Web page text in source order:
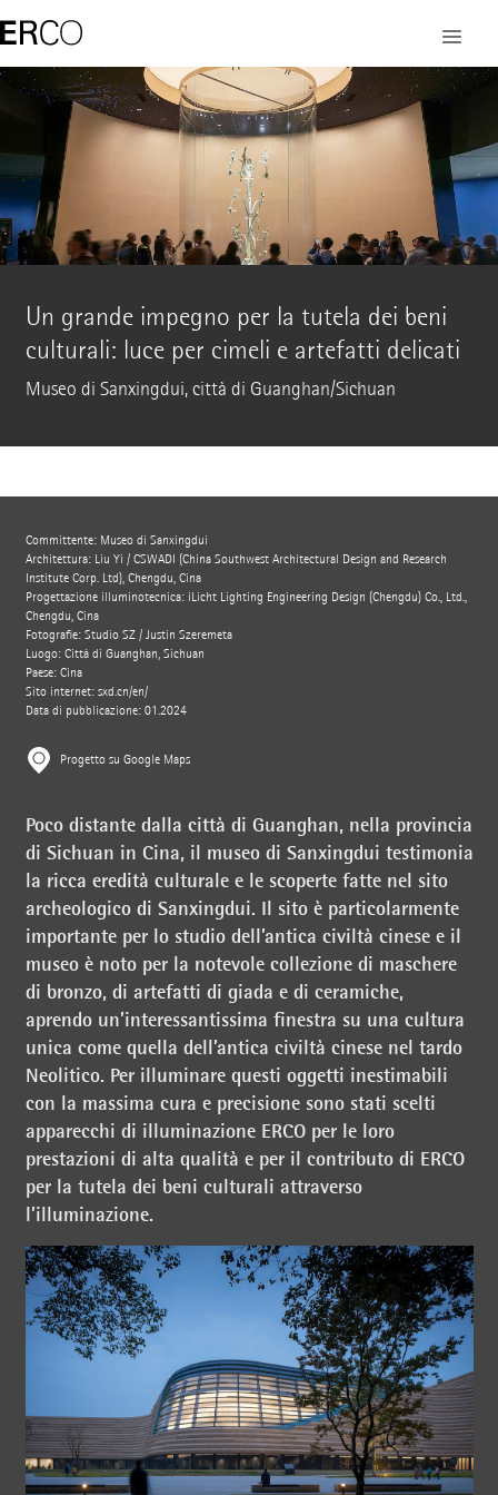
Un grande impegno per la tutela dei beni
culturali: luce per cimeli e artefatti delicati
Museo di Sanxingdui, città di Guanghan/Sichuan
Committente: Museo di Sanxingdui
Architettura: Liu Yi / CSWADI (China Southwest Architectural Design and Research
Institute Corp. Ltd), Chengdu, Cina
Progettazione illuminotecnica: iLicht Lighting Engineering Design (Chengdu) Co., Ltd.,
Chengdu, Cina
Fotografie: Studio SZ / Justin Szeremeta
Luogo: Città di Guanghan, Sichuan
Paese: Cina
Sito internet: sxd.cn/en/
Data di pubblicazione: 01.2024
Progetto su Google Maps
Poco distante dalla città di Guanghan, nella provincia
di Sichuan in Cina, il museo di Sanxingdui testimonia
la ricca eredità culturale e le scoperte fatte nel sito
archeologico di Sanxingdui. Il sito è particolarmente
importante per lo studio dell’antica civiltà cinese e il
museo è noto per la notevole collezione di maschere
di bronzo, di artefatti di giada e di ceramiche,
aprendo un’interessantissima finestra su una cultura
unica come quella dell’antica civiltà cinese nel tardo
Neolitico. Per illuminare questi oggetti inestimabili
con la massima cura e precisione sono stati scelti
apparecchi di illuminazione ERCO per le loro
prestazioni di alta qualità e per il contributo di ERCO
per la tutela dei beni culturali attraverso
l’illuminazione.